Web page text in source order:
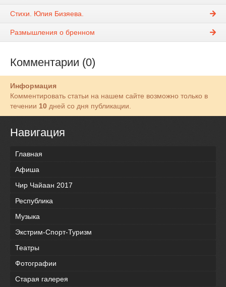
Стихи. Юлия Бизяева.
Размышления о бренном
Комментарии (0)
Информация
Комментировать статьи на нашем сайте возможно только в
течении 10 дней со дня публикации.
Навигация
Главная
Афиша
Чир Чайаан 2017
Республика
Музыка
Экстрим-Спорт-Туризм
Театры
Фотографии
Старая галерея